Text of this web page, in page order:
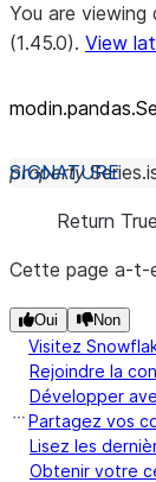
You are
(1.45.0). View
property Series.
Return
Cette page a-t-
Oui Non
Visitez
Rejoindre la
Développer
Partagez vos
Lisez les
Obtenir votre